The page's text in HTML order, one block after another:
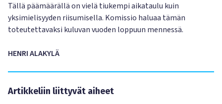
Tällä päämäärällä on vielä tiukempi aikataulu kuin
yksimielisyyden riisumisella. Komissio haluaa tämän
toteutettavaksi kuluvan vuoden loppuun mennessä.
HENRI ALAKYLÄ
Artikkeliin liittyvät aiheet